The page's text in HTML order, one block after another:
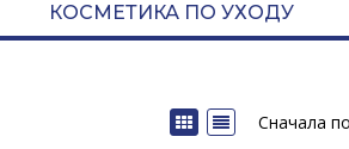
КОСМЕТИКА ПО УХОДУ
Сначала